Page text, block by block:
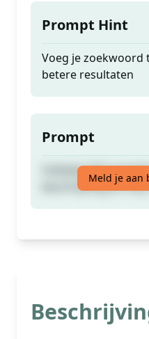
Prompt Hint
Voeg je
betere resultaten
Prompt
Volledig SEO
beschrijving en
Meld je aan